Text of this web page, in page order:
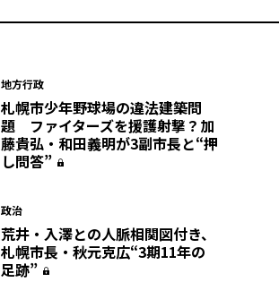
地方行政
札幌市少年野球場の違法建築問
題 ファイターズを援護射撃？加
藤貴弘・和田義明が3副市長と“押
し問答”
政治
荒井・入澤との人脈相関図付き、
札幌市長・秋元克広“3期11年の
足跡”